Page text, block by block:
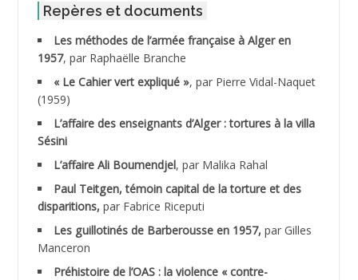
ABID Mohamed
ABNOUN Salah *
ACHACHE M.*
ACHLAF Ali
ADALMI
ADANE Ramdane *
ADDAD
Repères et documents
Les méthodes de l’armée française à Alger en
1957, par Raphaëlle Branche
« Le Cahier vert expliqué », par Pierre Vidal-Naquet
(1959)
L’affaire des enseignants d’Alger : tortures à la villa
Sésini
L’affaire Ali Boumendjel, par Malika Rahal
Paul Teitgen, témoin capital de la torture et des
disparitions, par Fabrice Riceputi
Les guillotinés de Barberousse en 1957, par Gilles
Manceron
Préhistoire de l’OAS : la violence « contre-